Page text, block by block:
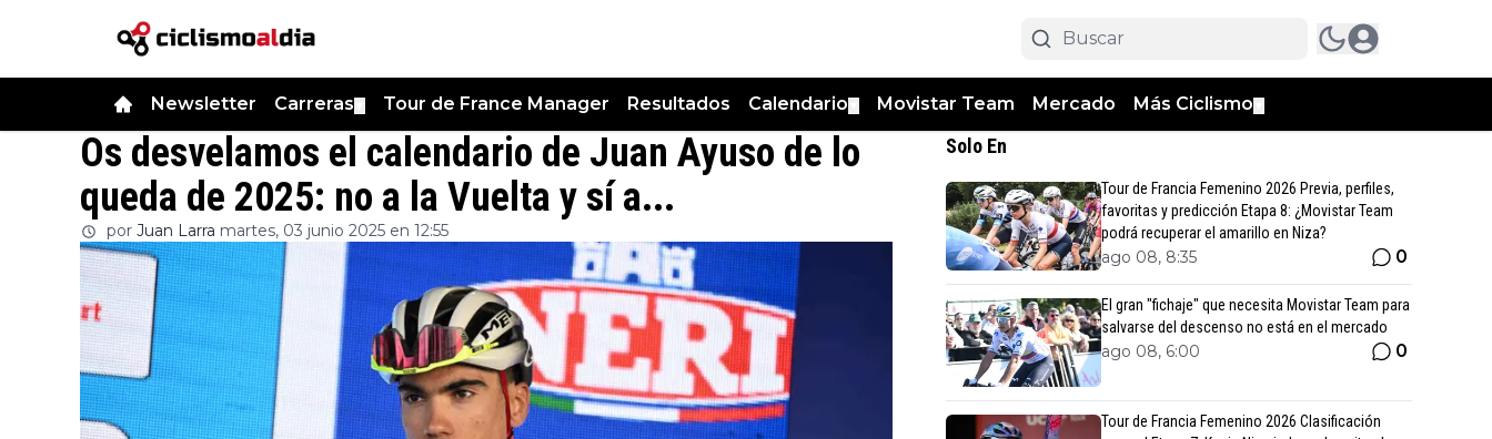
Newsletter Carreras Tour de France Manager Resultados Calendario Movistar Team Mercado Más Ciclismo
Os desvelamos el calendario de Juan Ayuso de lo
queda de 2025: no a la Vuelta y sí a...
por Juan Larra martes, 03 junio 2025 en 12:55
Solo En
Tour de Francia Femenino 2026 Previa, perfiles,
favoritas y predicción Etapa 8: ¿Movistar Team
podrá recuperar el amarillo en Niza?
ago 08, 8:35 0
El gran "fichaje" que necesita Movistar Team para
salvarse del descenso no está en el mercado
ago 08, 6:00 0
Tour de Francia Femenino 2026 Clasificación